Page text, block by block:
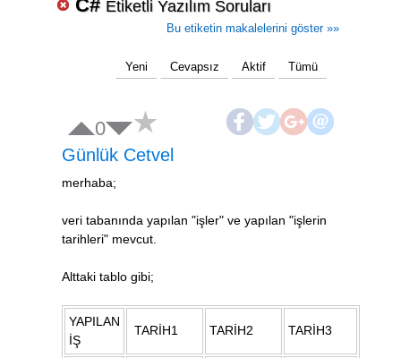
C# Etiketli Yazılım Soruları
Bu etiketin makalelerini göster »»
Yeni Cevapsız Aktif Tümü
0
Günlük Cetvel
merhaba;
veri tabanında yapılan "işler" ve yapılan "işlerin
tarihleri" mevcut.
Alttaki tablo gibi;
YAPILAN
İŞ
TARİH1 TARİH2 TARİH3